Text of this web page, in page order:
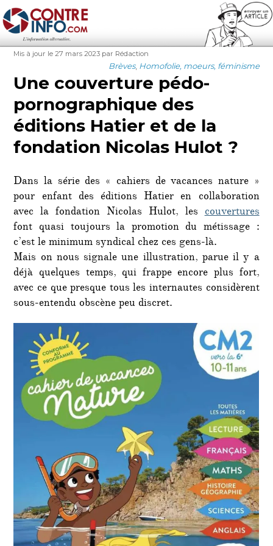
Contre-Info
Publié
Mis à jour le 27 mars 2023 Auteur
par Rédaction
Catégories
Brèves, Homofolie, moeurs, féminisme
Une couverture pédo-
pornographique des
éditions Hatier et de la
fondation Nicolas Hulot ?
Dans la série des « cahiers de vacances nature »
pour enfant des éditions Hatier en collaboration
avec la fondation Nicolas Hulot, lescouvertures
font quasi toujours la promotion du métissage :
c’est le minimum syndical chez ces gens-là.
Mais on nous signale une illustration, parue il y a
déjà quelques temps, qui frappe encore plus fort,
avec ce que presque tous les internautes considèrent
sous-entendu obscène peu discret.